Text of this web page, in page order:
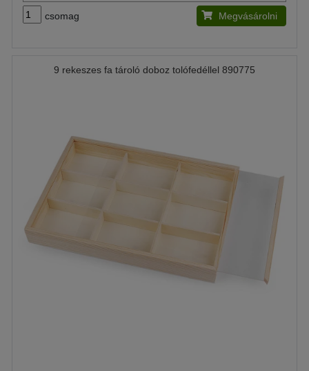
csomag Megvásárolni
9 rekeszes fa tároló doboz tolófedéllel 890775